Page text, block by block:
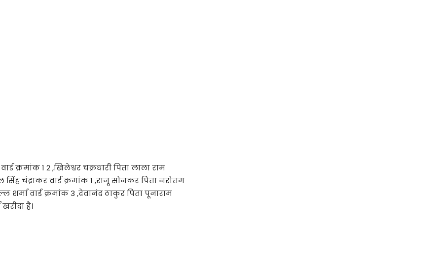
क्रमांक 1 2 ,खिलेश्वर चक्रधारी पिता लाला राम
सिंह चंद्राकर वार्ड क्रमांक 1 ,राजू सोनकर पिता नरोत्तम
शर्मा वार्ड क्रमांक 3 ,देवानंद ठाकुर पिता पूनाराम
है।